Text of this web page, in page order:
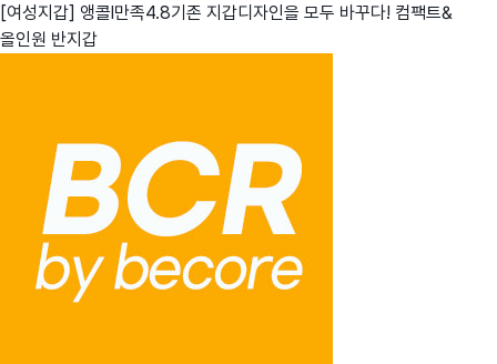
[여성지갑] 앵콜l만족4.8기존 지갑디자인을 모두 바꾸다! 컴팩트&
올인원 반지갑